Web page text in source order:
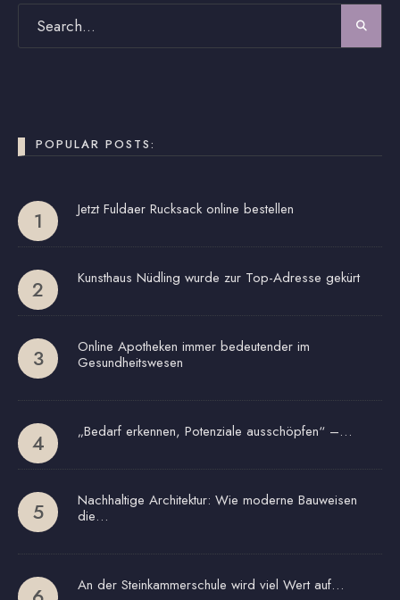
POPULAR POSTS:
Jetzt Fuldaer Rucksack online bestellen
Kunsthaus Nüdling wurde zur Top-Adresse gekürt
Online Apotheken immer bedeutender im
Gesundheitswesen
„Bedarf erkennen, Potenziale ausschöpfen“ –…
Nachhaltige Architektur: Wie moderne Bauweisen
die…
An der Steinkammerschule wird viel Wert auf…